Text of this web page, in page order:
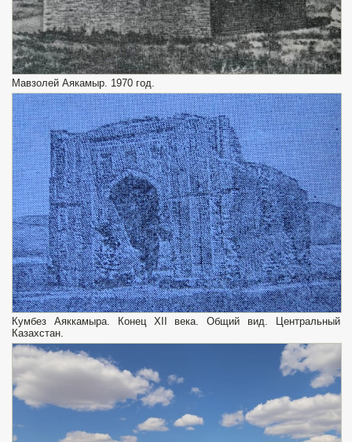
Мавзолей Аякамыр. 1970 год.
Кумбез Аяккамыра. Конец XII века. Общий вид. Центральный
Казахстан.